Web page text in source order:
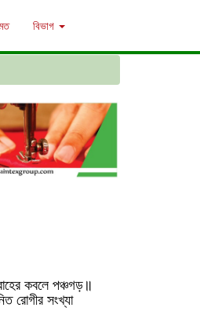
বিভাগ
কবলে পঞ্চগড়॥
রোগীর সংখ্যা